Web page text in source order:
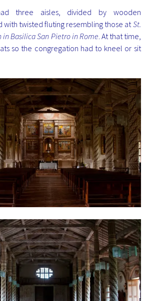
three aisles, divided by wooden
with twisted fluting resembling those at St.
in Basilica San Pietro in Rome . At that time,
so the congregation had to kneel or sit